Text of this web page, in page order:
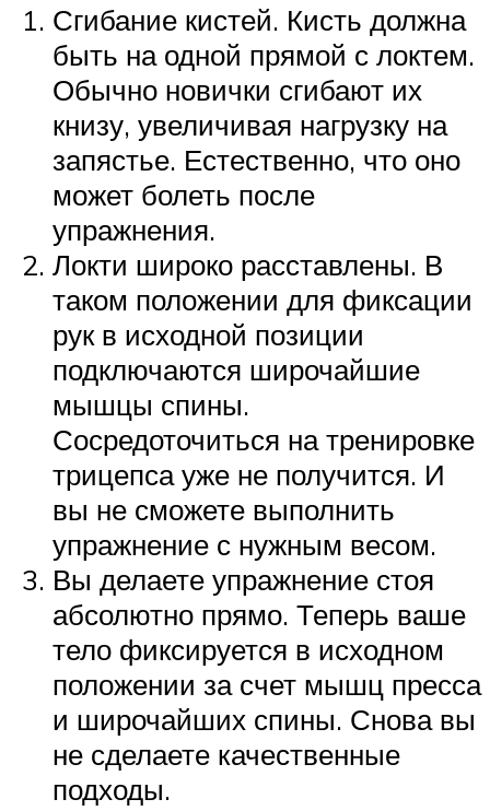
Сгибание кистей. Кисть должна
быть на одной прямой с локтем.
Обычно новички сгибают их
книзу, увеличивая нагрузку на
запястье. Естественно, что оно
может болеть после
упражнения.
Локти широко расставлены. В
таком положении для фиксации
рук в исходной позиции
подключаются широчайшие
мышцы спины.
Сосредоточиться на тренировке
трицепса уже не получится. И
вы не сможете выполнить
упражнение с нужным весом.
Вы делаете упражнение стоя
абсолютно прямо. Теперь ваше
тело фиксируется в исходном
положении за счет мышц пресса
и широчайших спины. Снова вы
не сделаете качественные
подходы.